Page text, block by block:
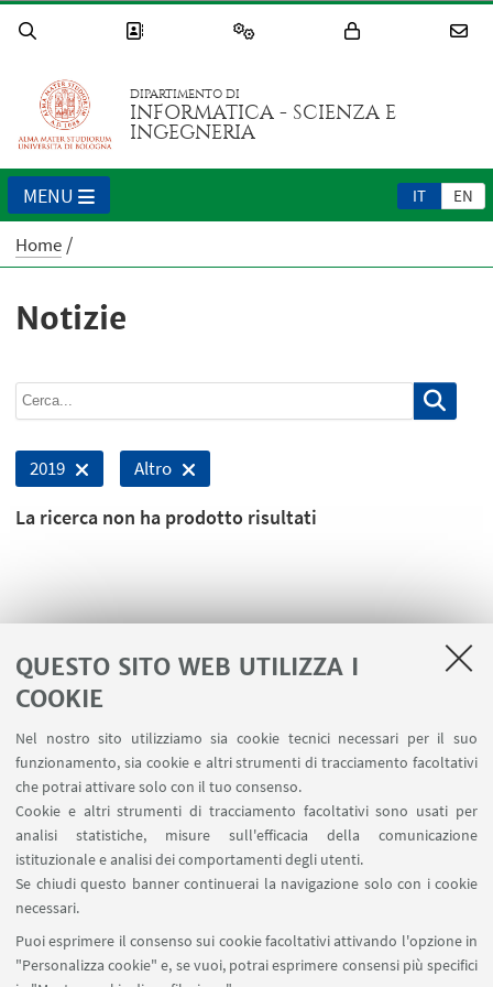
QUESTO SITO WEB UTILIZZA I
COOKIE
Nel nostro sito utilizziamo sia cookie tecnici necessari per il suo
funzionamento, sia cookie e altri strumenti di tracciamento facoltativi
che potrai attivare solo con il tuo consenso.
Cookie e altri strumenti di tracciamento facoltativi sono usati per
analisi statistiche, misure sull'efficacia della comunicazione
istituzionale e analisi dei comportamenti degli utenti.
Se chiudi questo banner continuerai la navigazione solo con i cookie
necessari.
Puoi esprimere il consenso sui cookie facoltativi attivando l'opzione in
"Personalizza cookie" e, se vuoi, potrai esprimere consensi più specifici
DIPARTIMENTO DI
INFORMATICA - SCIENZA E
INGEGNERIA
IT EN
MENU
Home
Notizie
2019 Altro
La ricerca non ha prodotto risultati
LINK UTILI
Area riservata
SEGUI UNIBO SU: